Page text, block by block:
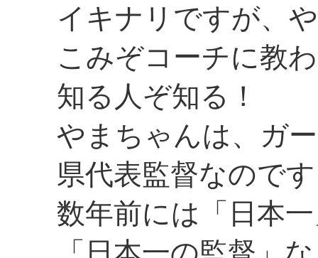
イキナリですが、
こみぞコーチに教
知る人ぞ知る！
やまちゃんは、ガ
県代表監督なので
数年前には「日本